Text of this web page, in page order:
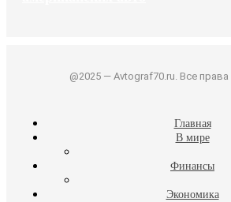
@2025 — Avtograf70.ru. Все
Главная
В мире
Финансы
Экономика